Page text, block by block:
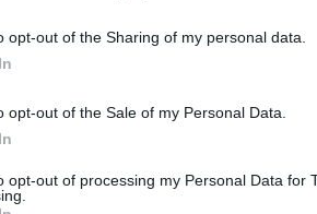
opt-out of the Sharing of my personal data.
opt-out of the Sale of my Personal Data.
opt-out of processing my Personal Data for
Προσανατολισμός στην
Ικανότητα εργασίας υπό πίεση